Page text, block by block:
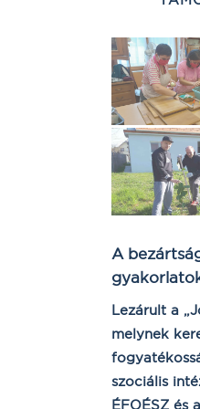
A
Lezárult a
melynek
szociális
ÉFOÉSZ és